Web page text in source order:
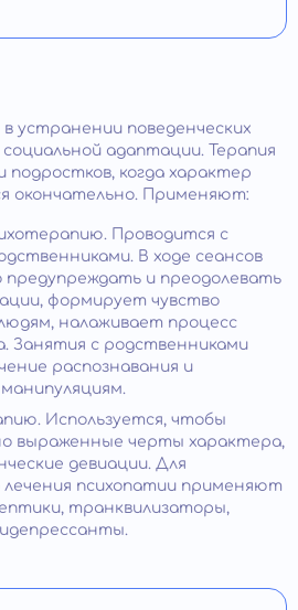
устранении поведенческих
адаптации. Терапия
когда характер
окончательно. Применяют:
Проводится с
В ходе сеансов
предупреждать и преодолевать
формирует чувство
налаживает процесс
Занятия с родственниками
распознавания и
Используется, чтобы
выраженные черты характера,
девиации. Для
психопатии применяют
транквилизаторы,